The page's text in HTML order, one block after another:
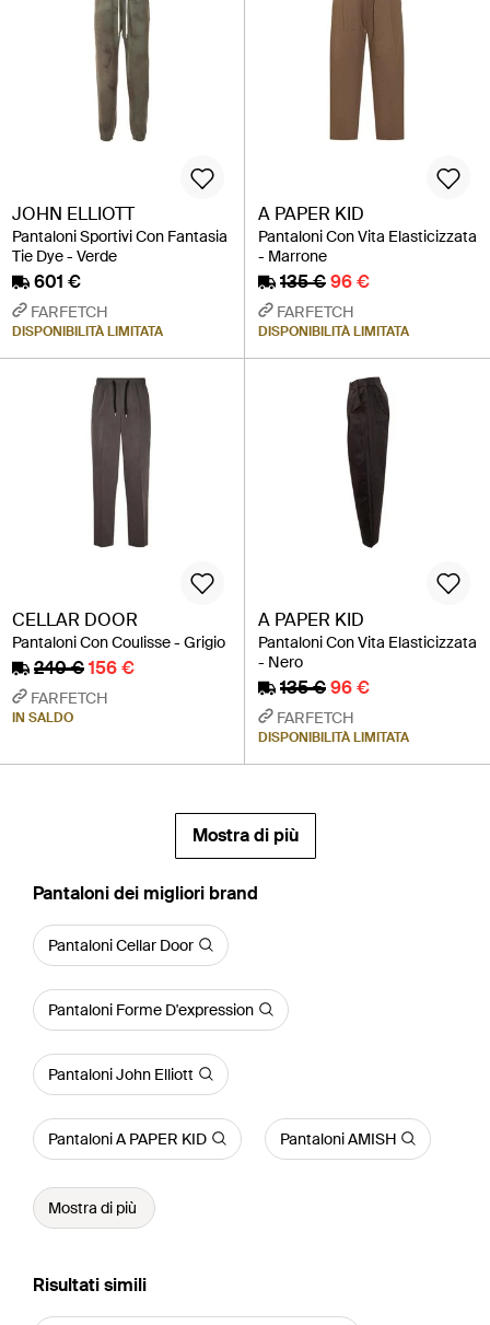
JOHN ELLIOTT
Pantaloni Sportivi Con Fantasia
Tie Dye - Verde
601 €
FARFETCH
DISPONIBILITÀ LIMITATA
A PAPER KID
Pantaloni Con Vita Elasticizzata
- Marrone
135 €96 €
FARFETCH
DISPONIBILITÀ LIMITATA
CELLAR DOOR
Pantaloni Con Coulisse - Grigio
240 €156 €
FARFETCH
IN SALDO
A PAPER KID
Pantaloni Con Vita Elasticizzata
- Nero
135 €96 €
FARFETCH
DISPONIBILITÀ LIMITATA
Mostra di più
‪Pantaloni‬ dei migliori brand
Pantaloni Cellar Door
Pantaloni Forme D'expression
Pantaloni John Elliott
Pantaloni A PAPER KID Pantaloni AMISH
Mostra di più
Risultati simili